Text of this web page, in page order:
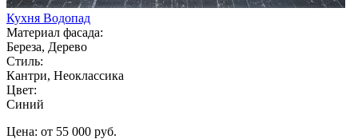
Кухня Водопад
Материал фасада:
Береза, Дерево
Стиль:
Кантри, Неоклассика
Цвет:
Синий
Цена: от 55 000 руб.